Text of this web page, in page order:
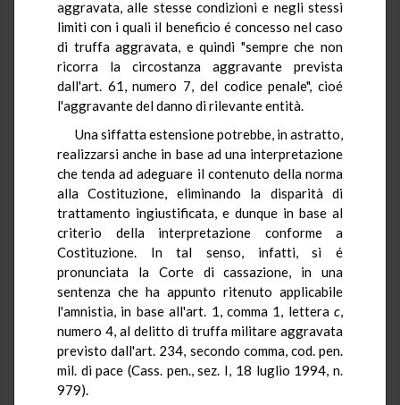
aggravata, alle stesse condizioni e negli stessi
limiti con i quali il beneficio é concesso nel caso
di truffa aggravata, e quindi "sempre che non
ricorra la circostanza aggravante prevista
dall'art. 61, numero 7, del codice penale", cioé
l'aggravante del danno di rilevante entità.
Una siffatta estensione potrebbe, in astratto,
realizzarsi anche in base ad una interpretazione
che tenda ad adeguare il contenuto della norma
alla Costituzione, eliminando la disparità di
trattamento ingiustificata, e dunque in base al
criterio della interpretazione conforme a
Costituzione. In tal senso, infatti, si é
pronunciata la Corte di cassazione, in una
sentenza che ha appunto ritenuto applicabile
l'amnistia, in base all'art. 1, comma 1, lettera c,
numero 4, al delitto di truffa militare aggravata
previsto dall'art. 234, secondo comma, cod. pen.
mil. di pace (Cass. pen., sez. I, 18 luglio 1994, n.
979).